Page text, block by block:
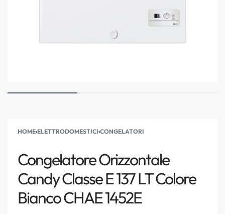
HOME›ELETTRODOMESTICI›CONGELATORI
Congelatore Orizzontale
Candy Classe E 137 LT Colore
Bianco CHAE 1452E